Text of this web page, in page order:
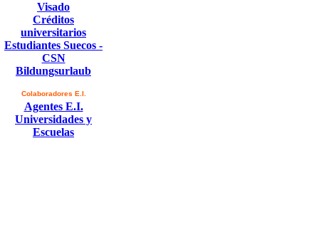
Visado
Créditos
universitarios
Estudiantes Suecos -
CSN
Bildungsurlaub
Colaboradores E.I.
Agentes E.I.
Universidades y
Escuelas